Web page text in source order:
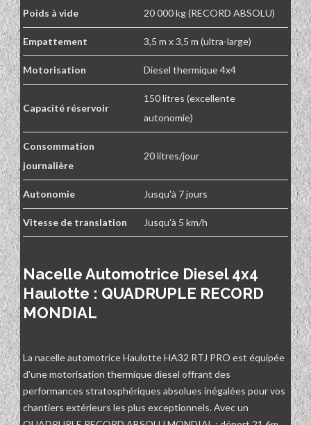
Poids à vide 20 000 kg (RECORD ABSOLU)
Empattement 3,5 m x 3,5 m (ultra-large)
Motorisation Diesel thermique 4x4
Capacité réservoir
150 litres (excellente
autonomie)
Consommation
journalière
20 litres/jour
Autonomie Jusqu'à 7 jours
Vitesse de translation Jusqu'à 5 km/h
Nacelle Automotrice Diesel 4x4
Haulotte : QUADRUPLE RECORD
MONDIAL
La nacelle automotrice Haulotte HA32 RTJ PRO est équipée
d'une motorisation thermique diesel offrant des
performances stratosphériques absolues inégalées pour vos
chantiers extérieurs les plus exceptionnels. Avec un